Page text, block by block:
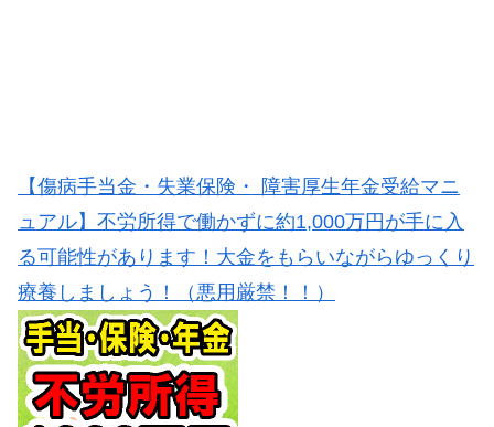
【傷病手当金・失業保険・ 障害厚生年金受給マニ
ュアル】不労所得で働かずに約1,000万円が手に入
る可能性があります！大金をもらいながらゆっくり
療養しましょう！（悪用厳禁！！）